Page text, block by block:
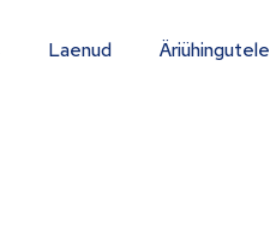
Laenud Äriühingutele